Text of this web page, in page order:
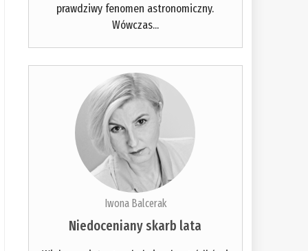
prawdziwy fenomen astronomiczny.
Wówczas...
Iwona Balcerak
Niedoceniany skarb lata